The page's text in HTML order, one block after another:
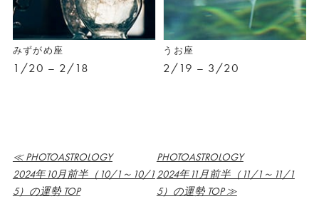
みずがめ座
1/20 – 2/18
うお座
2/19 – 3/20
≪ PHOTOASTROLOGY
2024年10月前半（10/1～10/1
5）の運勢 TOP
PHOTOASTROLOGY
2024年11月前半（11/1～11/1
5）の運勢 TOP ≫